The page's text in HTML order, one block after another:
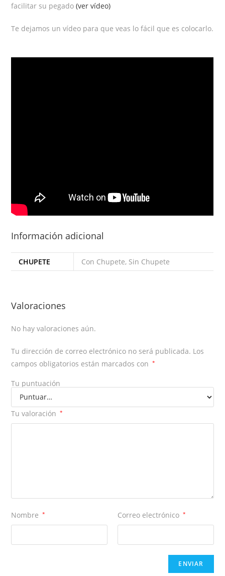
facilitar su pegado(ver vídeo)
Te dejamos un vídeo para que veas lo fácil que es colocarlo.
Información adicional
CHUPETE Con Chupete, Sin Chupete
Valoraciones
No hay valoraciones aún.
Tu dirección de correo electrónico no será publicada. Los
campos obligatorios están marcados con
*
Tu puntuación
Tu valoración *
Nombre * Correo electrónico *